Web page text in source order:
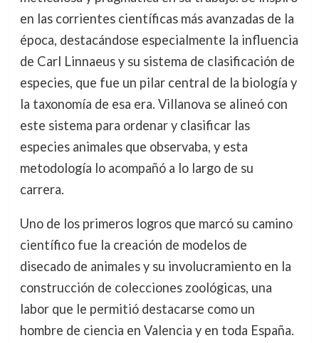
en las corrientes científicas más avanzadas de la
época, destacándose especialmente la influencia
de Carl Linnaeus y su sistema de clasificación de
especies, que fue un pilar central de la biología y
la taxonomía de esa era. Villanova se alineó con
este sistema para ordenar y clasificar las
especies animales que observaba, y esta
metodología lo acompañó a lo largo de su
carrera.
Uno de los primeros logros que marcó su camino
científico fue la creación de modelos de
disecado de animales y su involucramiento en la
construcción de colecciones zoológicas, una
labor que le permitió destacarse como un
hombre de ciencia en Valencia y en toda España.